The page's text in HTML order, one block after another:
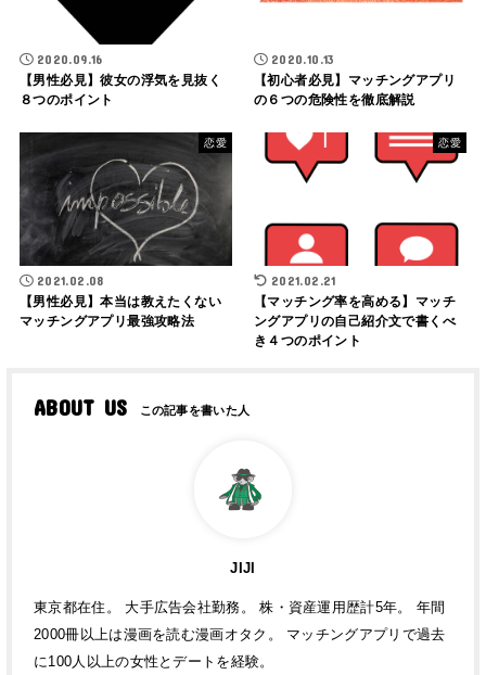
2020.09.16
【男性必見】彼女の浮気を見抜く
８つのポイント
2020.10.13
【初心者必見】マッチングアプリ
の６つの危険性を徹底解説
恋愛
2021.02.08
【男性必見】本当は教えたくない
マッチングアプリ最強攻略法
恋愛
2021.02.21
【マッチング率を高める】マッチ
ングアプリの自己紹介文で書くべ
き４つのポイント
ABOUT US
JIJI
東京都在住。 大手広告会社勤務。 株・資産運用歴計5年。 年間
2000冊以上は漫画を読む漫画オタク。 マッチングアプリで過去
に100人以上の女性とデートを経験。